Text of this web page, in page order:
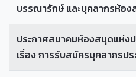
บรรณารักษ์ และบุคลากรห้อง
ประกาศสมาคมห้องสมุดแห่งป
เรื่อง การรับสมัครบุคลากรป